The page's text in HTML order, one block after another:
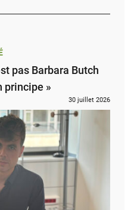
pas Barbara Butch
principe »
30 juillet 2026